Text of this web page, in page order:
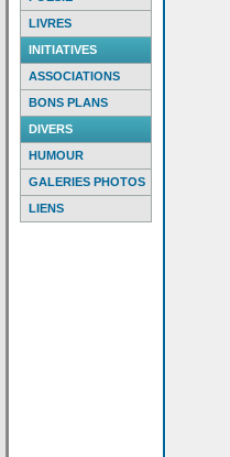
LIVRES
INITIATIVES
ASSOCIATIONS
BONS PLANS
DIVERS
HUMOUR
GALERIES PHOTOS
LIENS